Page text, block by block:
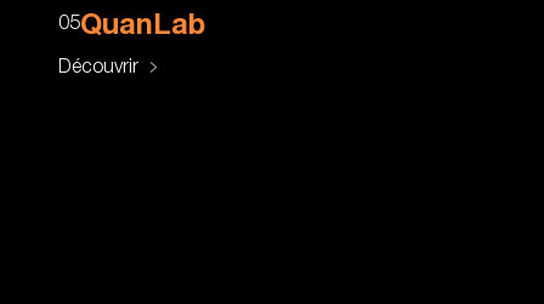
05QuanLab
Découvrir